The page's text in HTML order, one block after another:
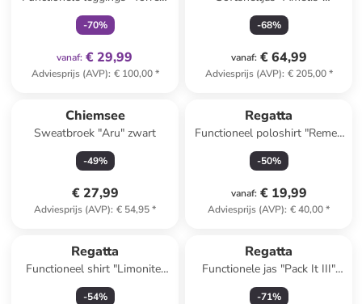
donkerblauw
-70%
vanaf: € 29,99
Adviesprijs (AVP): € 100,00*
zwart/wit
-68%
vanaf: € 64,99
Adviesprijs (AVP): € 205,00*
Chiemsee
Sweatbroek "Aru" zwart
-49%
€ 27,99
Adviesprijs (AVP): € 54,95*
Regatta
Functioneel poloshirt "Remex
II" mosterdgeel
-50%
vanaf: € 19,99
Adviesprijs (AVP): € 40,00*
Regatta
Functioneel shirt "Limonite"
mintgroen
-54%
Regatta
Functionele jas "Pack It III"
lichtroze
-71%